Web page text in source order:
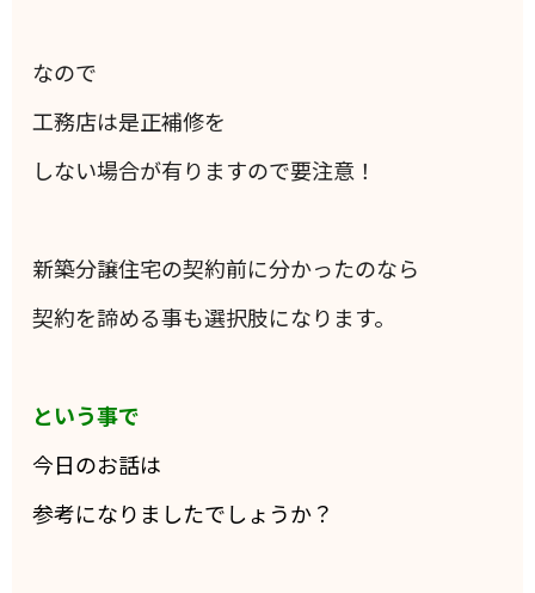
なので
工務店は是正補修を
しない場合が有りますので要注意！
新築分譲住宅の契約前に分かったのなら
契約を諦める事も選択肢になります。
という事で
今日のお話は
参考になりましたでしょうか？